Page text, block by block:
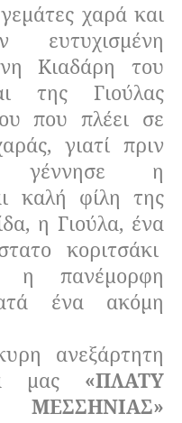
χαρά και
Κιαδάρη του
της Γιούλας
που πλέει σε
γιατί πριν
γέννησε η
καλή φίλη της
η Γιούλα, ένα
κοριτσάκι
η πανέμορφη
ένα ακόμη
ανεξάρτητη
μας «ΠΛΑΤΥ